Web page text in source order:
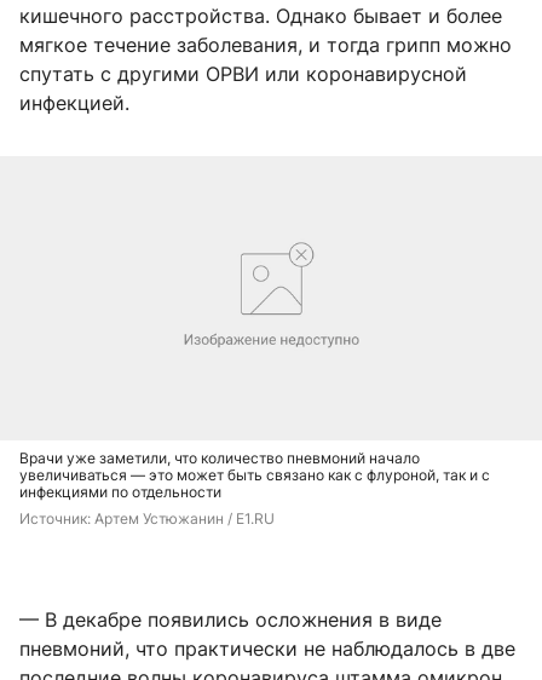
кишечного расстройства. Однако бывает и более
мягкое течение заболевания, и тогда грипп можно
спутать с другими ОРВИ или коронавирусной
инфекцией.
Врачи уже заметили, что количество пневмоний начало
увеличиваться — это может быть связано как с флуроной, так и с
инфекциями по отдельности
Источник: Артем Устюжанин / E1.RU
— В декабре появились осложнения в виде
пневмоний, что практически не наблюдалось в две